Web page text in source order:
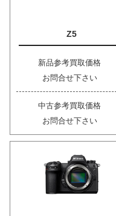
Z5
新品参考買取価格
お問合せ下さい
中古参考買取価格
お問合せ下さい